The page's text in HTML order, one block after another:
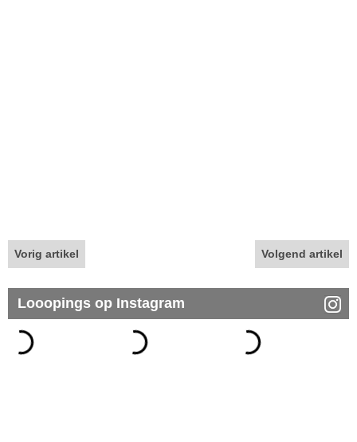
Vorig artikel Volgend artikel
Looopings op Instagram